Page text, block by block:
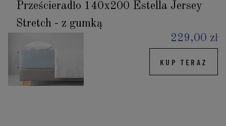
Prześcieradło 140x200 Estella Jersey
Stretch - z gumką
229,00 zł
KUP TERAZ